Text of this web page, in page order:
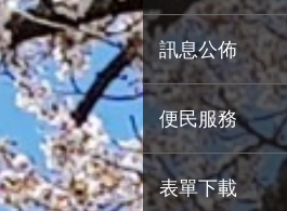
訊息公佈
便民服務
表單下載